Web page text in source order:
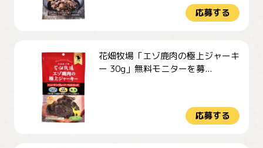
応募する
花畑牧場「エゾ鹿肉の極上ジャーキ
ー 30g」無料モニターを募...
応募する